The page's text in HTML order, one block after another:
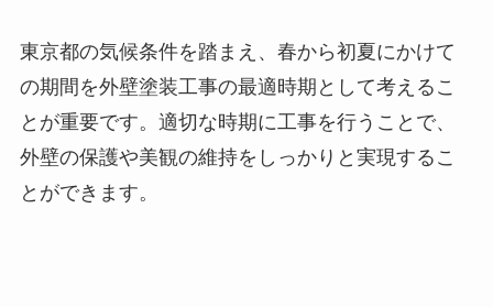
東京都の気候条件を踏まえ、春から初夏にかけて
の期間を外壁塗装工事の最適時期として考えるこ
とが重要です。適切な時期に工事を行うことで、
外壁の保護や美観の維持をしっかりと実現するこ
とができます。